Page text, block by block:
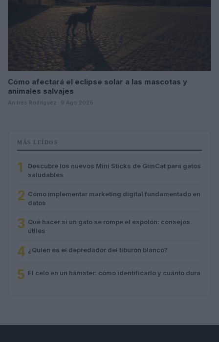
Cómo afectará el eclipse solar a las mascotas y
animales salvajes
Andrés Rodríguez · 9 Ago 2026
MÁS LEÍDOS
1
Descubre los nuevos Mini Sticks de GimCat para gatos
saludables
2 Cómo implementar marketing digital fundamentado en
datos
3 Qué hacer si un gato se rompe el espolón: consejos
útiles
4 ¿Quién es el depredador del tiburón blanco?
5 El celo en un hámster: cómo identificarlo y cuánto dura